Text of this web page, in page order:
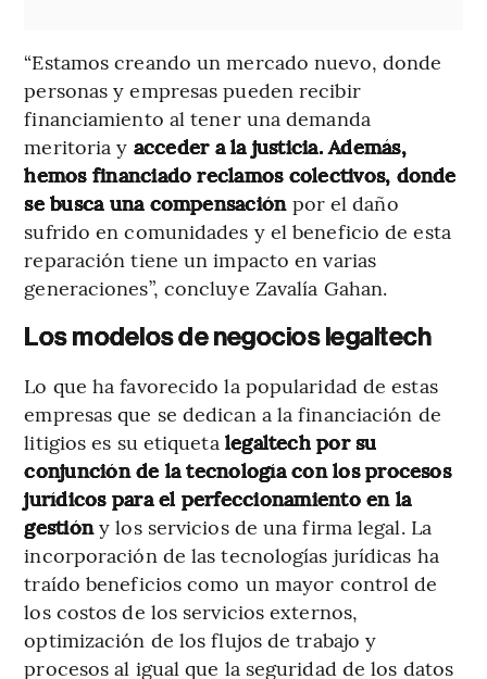
“Estamos creando un mercado nuevo, donde
personas y empresas pueden recibir
financiamiento al tener una demanda
meritoria y acceder a la justicia. Además,
hemos financiado reclamos colectivos, donde
se busca una compensaciónpor el daño
sufrido en comunidades y el beneficio de esta
reparación tiene un impacto en varias
generaciones”, concluye Zavalía Gahan.
Los modelos de negocios legaltech
Lo que ha favorecido la popularidad de estas
empresas que se dedican a la financiación de
litigios es su etiqueta legaltech por su
conjunción de la tecnología con los procesos
jurídicos para el perfeccionamiento en la
gestióny los servicios de una firma legal. La
incorporación de las tecnologías jurídicas ha
traído beneficios como un mayor control de
los costos de los servicios externos,
optimización de los flujos de trabajo y
procesos al igual que la seguridad de los datos